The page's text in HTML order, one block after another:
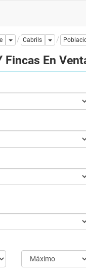
Dropdown
Cabrils Dropdown
Fincas En